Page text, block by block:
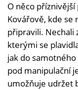
O něco
Kovářově, kde se
připravili. Nechali
kterými se
jak do
pod manipulační
umožňuje udržet